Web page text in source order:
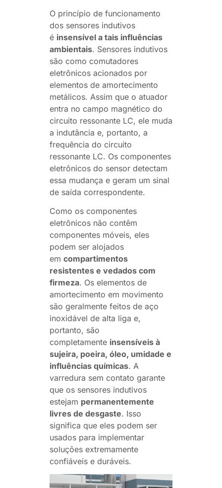
O princípio de funcionamento
dos sensores indutivos
é insensível a tais influências
ambientais. Sensores indutivos
são como comutadores
eletrônicos acionados por
elementos de amortecimento
metálicos. Assim que o atuador
entra no campo magnético do
circuito ressonante LC, ele muda
a indutância e, portanto, a
frequência do circuito
ressonante LC. Os componentes
eletrônicos do sensor detectam
essa mudança e geram um sinal
de saída correspondente.
Como os componentes
eletrônicos não contêm
componentes móveis, eles
podem ser alojados
em compartimentos
resistentes e vedados com
firmeza. Os elementos de
amortecimento em movimento
são geralmente feitos de aço
inoxidável de alta liga e,
portanto, são
completamente insensíveis à
sujeira, poeira, óleo, umidade e
influências químicas. A
varredura sem contato garante
que os sensores indutivos
estejam permanentemente
livres de desgaste. Isso
significa que eles podem ser
usados para implementar
soluções extremamente
confiáveis e duráveis.